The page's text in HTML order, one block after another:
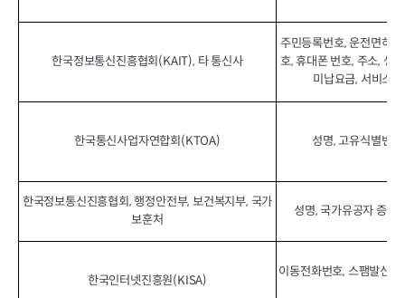
한국정보통신진흥협회(KAIT), 타 통신사
주민등록번호, 운전면허
호, 휴대폰 번호, 주소, 생
미납요금, 서비스
한국통신사업자연합회(KTOA) 성명, 고유식별번
한국정보통신진흥협회, 행정안전부, 보건복지부, 국가
보훈처
성명, 국가유공자 증명
한국인터넷진흥원(KISA)
이동전화번호, 스팸발신